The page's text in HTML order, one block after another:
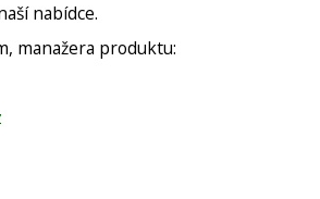
nabídce.
manažera produktu: